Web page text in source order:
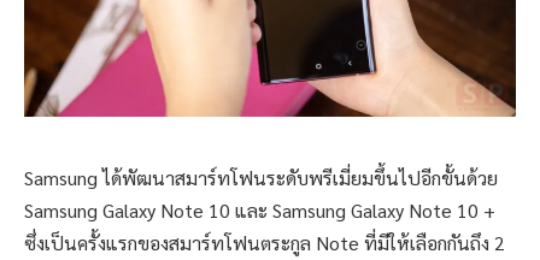
Samsung ได้พัฒนาสมาร์ทโฟนระดับพรีเมี่ยมขึ้นไปอีกขั้นด้วย
Samsung Galaxy Note 10 และ Samsung Galaxy Note 10 +
ซึ่งเป็นครั้งแรกของสมาร์ทโฟนตระกูล Note ที่มีให้เลือกกันถึง 2